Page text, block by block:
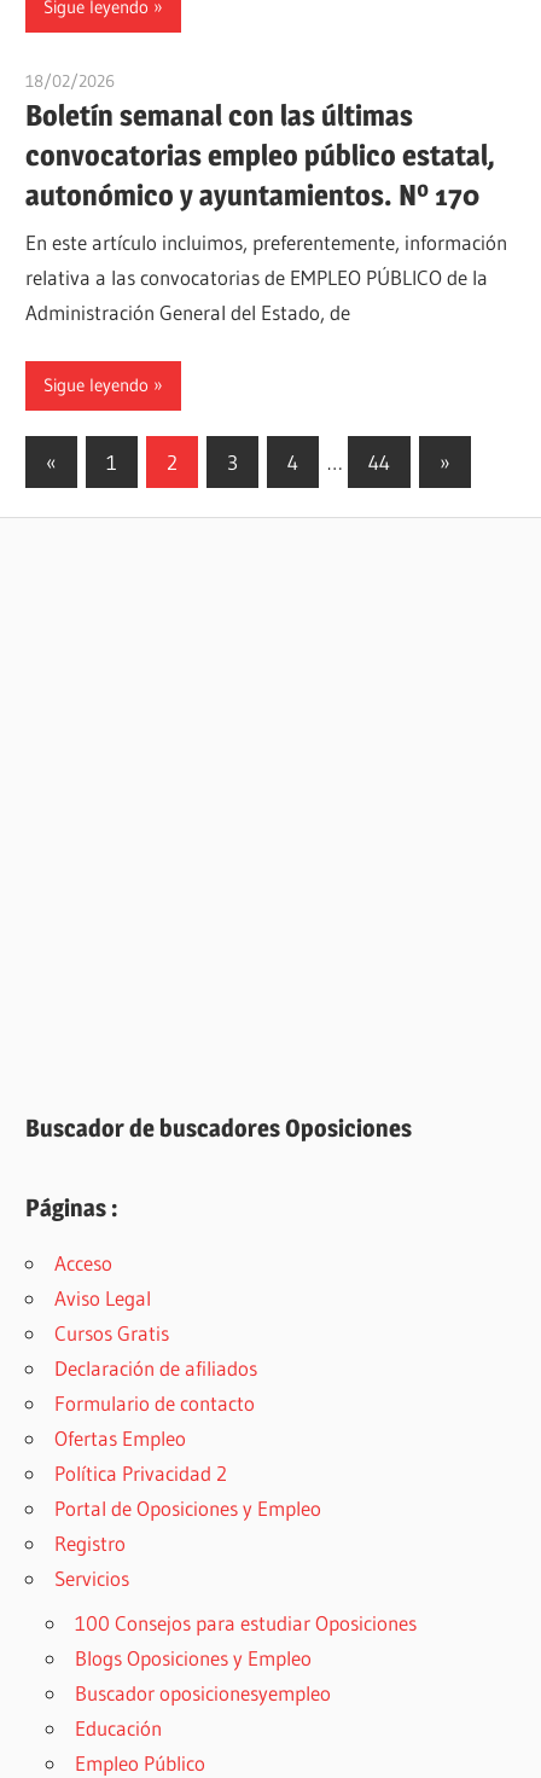
Sigue leyendo
18/02/2026
Boletín semanal con las últimas
convocatorias empleo público estatal,
autonómico y ayuntamientos. Nº 170
En este artículo incluimos, preferentemente, información
relativa a las convocatorias de EMPLEO PÚBLICO de la
Administración General del Estado, de
Sigue leyendo
Paginación
« Entradas
anteriores
1 2 3 4 … 44
Siguientes
entradas
»
Buscador de buscadores Oposiciones
Páginas :
Acceso
Aviso Legal
Cursos Gratis
Declaración de afiliados
Formulario de contacto
Ofertas Empleo
Política Privacidad 2
Portal de Oposiciones y Empleo
Registro
Servicios
100 Consejos para estudiar Oposiciones
Blogs Oposiciones y Empleo
Buscador oposicionesyempleo
Educación
Empleo Público